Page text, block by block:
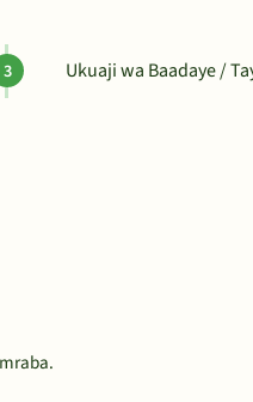
Ukuaji wa Baadaye /